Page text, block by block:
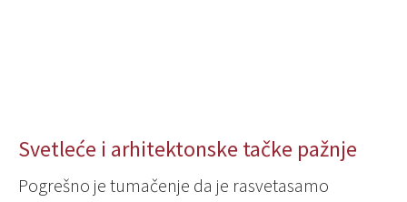
Svetleće i arhitektonske tačke pažnje
Pogrešno je tumačenje da je rasvetasamo